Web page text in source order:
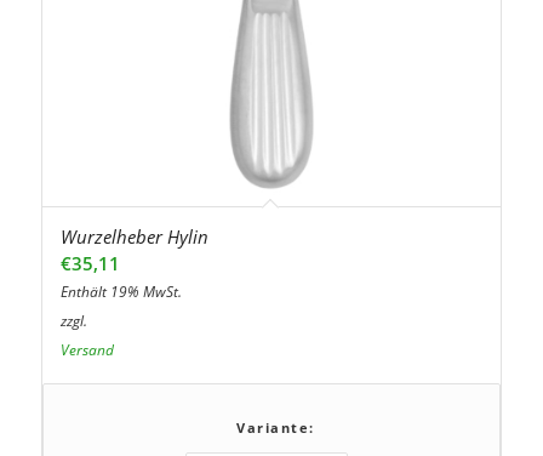
Wurzelheber Hylin
€35,11
Enthält 19% MwSt.
zzgl.
Versand
Variante: